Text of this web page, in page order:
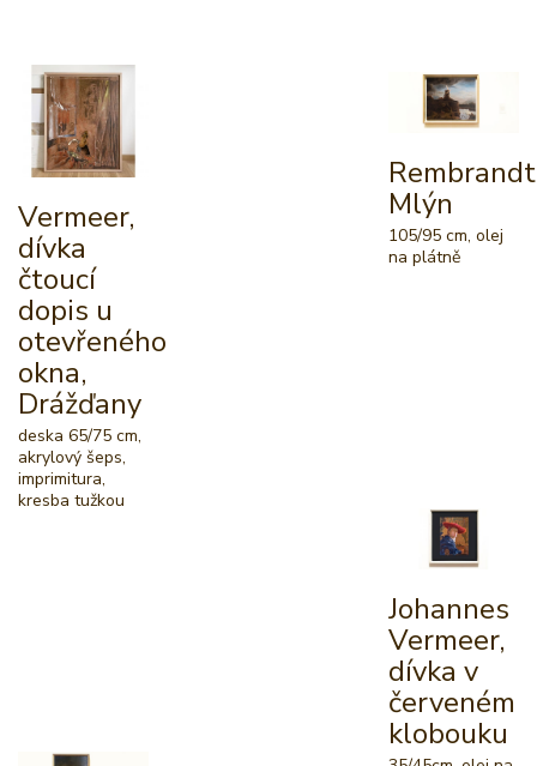
Vermeer,
dívka
čtoucí
dopis u
otevřeného
okna,
Drážďany
deska 65/75 cm,
akrylový šeps,
imprimitura,
kresba tužkou
Mlýn
105/95 cm, olej
na plátně
Johannes
Vermeer,
dívka v
červeném
klobouku